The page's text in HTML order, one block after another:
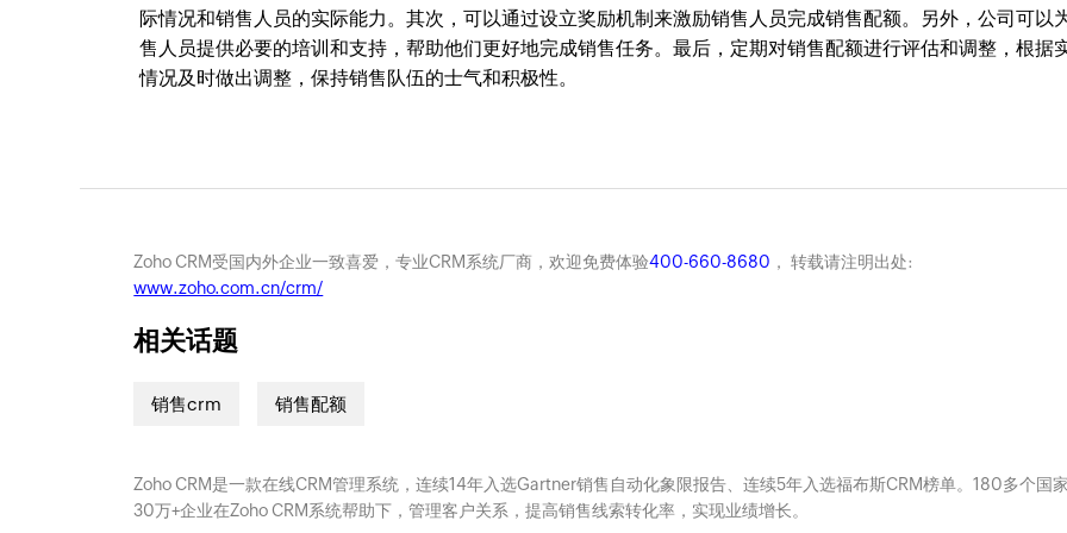
际情况和销售人员的实际能力。其次，可以通过设立奖励机制来激励销售人员完成销售配额。另外，公司可以
售人员提供必要的培训和支持，帮助他们更好地完成销售任务。最后，定期对销售配额进行评估和调整，根据
情况及时做出调整，保持销售队伍的士气和积极性。
Zoho CRM受国内外企业一致喜爱，专业CRM系统厂商，欢迎免费体验400-660-8680 ， 转载请注明出处:
www.zoho.com.cn/crm/
相关话题
销售crm 销售配额
Zoho CRM是一款在线CRM管理系统，连续14年入选Gartner销售自动化象限报告、连续5年入选福布斯CRM榜单。180多个国
30万+企业在Zoho CRM系统帮助下，管理客户关系，提高销售线索转化率，实现业绩增长。